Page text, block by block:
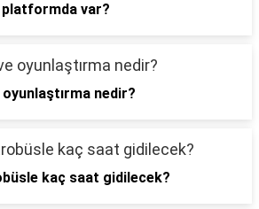
var?
nedir?
kaç saat gidilecek?